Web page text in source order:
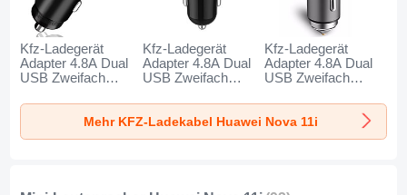
Kfz-Ladegerät
Adapter 4.8A Dual
USB Zweifach
Charge Universal
K10 für Huawei
Nova 11i Schwarz
Kfz-Ladegerät
Adapter 4.8A Dual
USB Zweifach
Charge Universal
K07 für Huawei
Nova 11i Rot
Kfz-Ladegerät
Adapter 4.8A Dual
USB Zweifach
Charge Universal
K08 für Huawei
Nova 11i Silber
Mehr KFZ-Ladekabel Huawei Nova 11i